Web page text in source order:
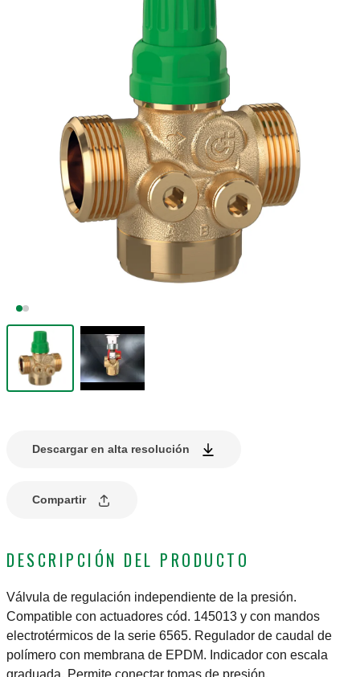
Descargar en alta resolución
Compartir
DESCRIPCIÓN DEL PRODUCTO
Válvula de regulación independiente de la presión.
Compatible con actuadores cód. 145013 y con mandos
electrotérmicos de la serie 6565. Regulador de caudal de
polímero con membrana de EPDM. Indicador con escala